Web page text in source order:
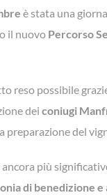
è stata una
il nuovo Percorso
reso possibile
dei coniugi
preparazione del
più
di benedizione e